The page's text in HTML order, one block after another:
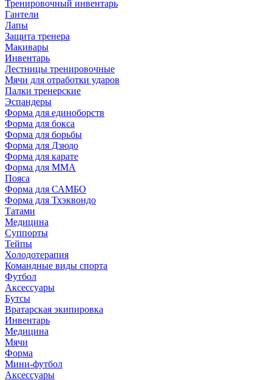
Тренировочный инвентарь
Гантели
Лапы
Защита тренера
Макивары
Инвентарь
Лестницы тренировочные
Мячи для отработки ударов
Палки тренерские
Эспандеры
Форма для единоборств
Форма для бокса
Форма для борьбы
Форма для Дзюдо
Форма для карате
Форма для MMA
Пояса
Форма для САМБО
Форма для Тхэквондо
Татами
Медицина
Суппорты
Тейпы
Холодотерапия
Командные виды спорта
Футбол
Аксессуары
Бутсы
Вратарская экипировка
Инвентарь
Медицина
Мячи
Форма
Мини-футбол
Аксессуары